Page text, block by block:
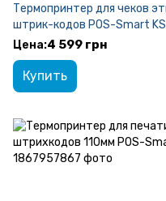
Термопринтер для чеков
штрик-кодов POS-Smart
4 599 грн
Купить